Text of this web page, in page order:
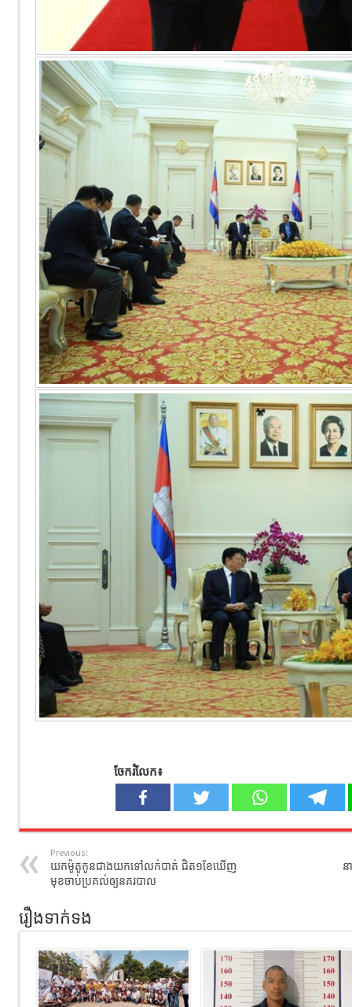
ចែករំលែក៖
Previous:
យកម៉ូតូកូនជាងយកទៅលក់បាត់ ជិត១ខែឃើញ
មុខចាប់ប្រគល់ឲ្យនគរបាល
ន
រឿងទាក់ទង